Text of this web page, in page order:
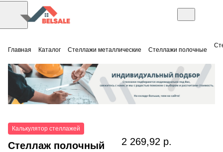
Главная Каталог Стеллажи металлические Стеллажи полочные
Калькулятор стеллажей
Стеллаж полочный
2 269,92 р.